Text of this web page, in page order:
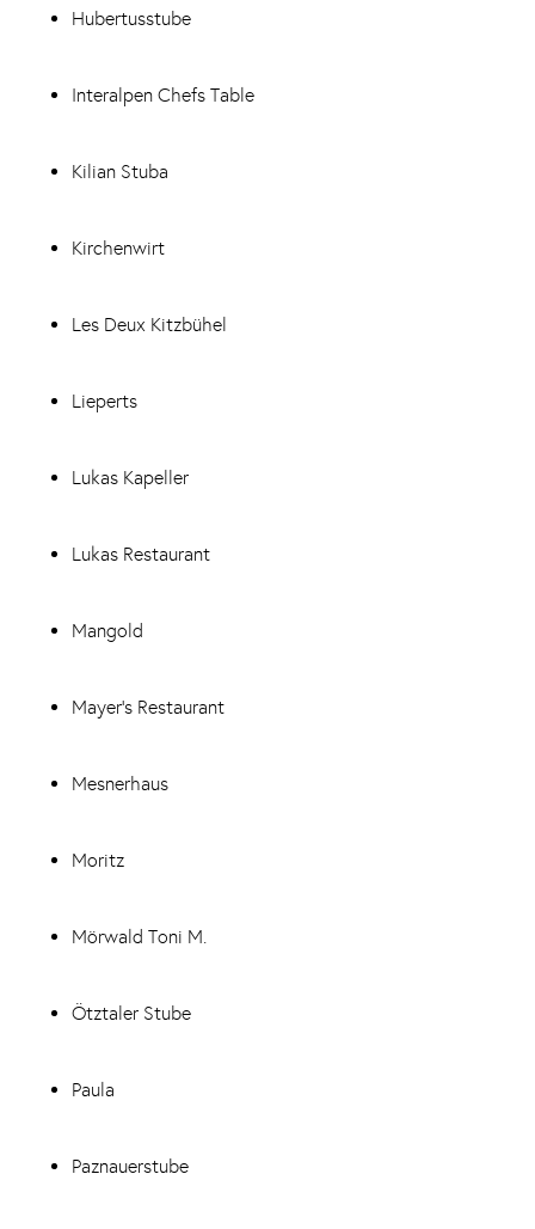
Hubertusstube
Interalpen Chefs Table
Kilian Stuba
Kirchenwirt
Les Deux Kitzbühel
Lieperts
Lukas Kapeller
Lukas Restaurant
Mangold
Mayer's Restaurant
Mesnerhaus
Moritz
Mörwald Toni M.
Ötztaler Stube
Paula
Paznauerstube